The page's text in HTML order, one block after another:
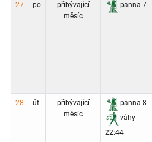
27 po
přibývající
měsíc
panna 7
28 út
přibývající
měsíc
panna
váhy
22:44
8